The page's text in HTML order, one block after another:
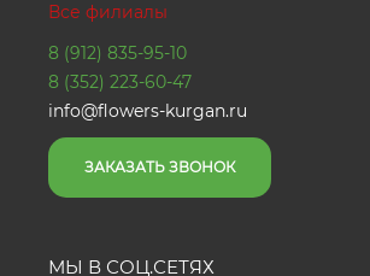
Все филиалы
8 (912) 835-95-10
8 (352) 223-60-47
info@flowers-kurgan.ru
ЗАКАЗАТЬ ЗВОНОК
МЫ В СОЦ.СЕТЯХ